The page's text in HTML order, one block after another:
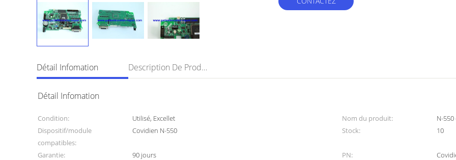
Détail Infomation Description De Produit
Détail Infomation
Condition: Utilisé, Excellet Nom du produit:
N-
Dispositif/module
compatibles:
Covidien N-550 Stock: 10
Garantie: 90 jours PN: